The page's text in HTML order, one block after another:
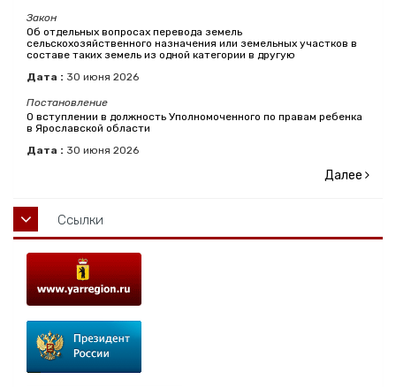
Закон
Об отдельных вопросах перевода земель
сельскохозяйственного назначения или земельных участков в
составе таких земель из одной категории в другую
Дата : 30 июня 2026
Постановление
О вступлении в должность Уполномоченного по правам ребенка
в Ярославской области
Дата : 30 июня 2026
Далее
Ссылки